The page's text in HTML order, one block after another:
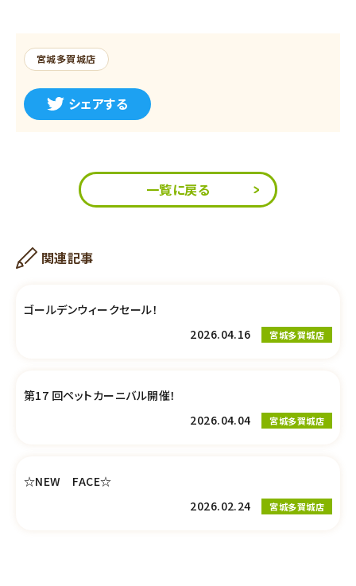
宮城多賀城店
シェアする
一覧に戻る
関連記事
ゴールデンウィークセール！
2026.04.16
宮城多賀城店
第17 回ペットカーニバル開催！
2026.04.04
宮城多賀城店
☆NEW FACE☆
2026.02.24
宮城多賀城店